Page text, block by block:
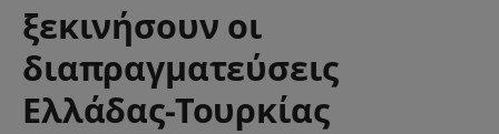
ξεκινήσουν οι
διαπραγματεύσεις
Ελλάδας-Τουρκίας